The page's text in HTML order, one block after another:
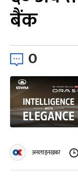
बैंक
0
अनलाइनखबर